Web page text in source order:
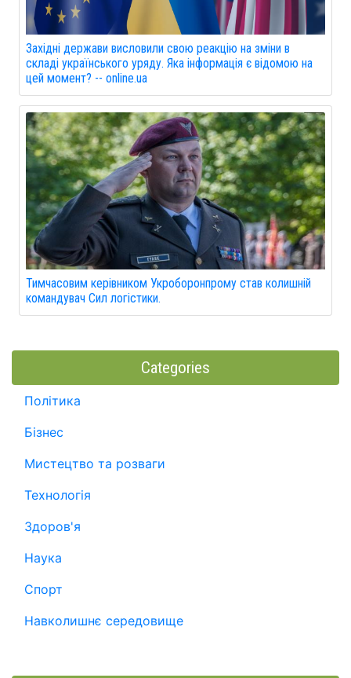
Західні держави висловили свою реакцію на зміни в
складі українського уряду. Яка інформація є відомою на
цей момент? -- online.ua
Тимчасовим керівником Укроборонпрому став колишній
командувач Сил логістики.
Categories
Політика
Бізнес
Мистецтво та розваги
Технологія
Здоров'я
Наука
Спорт
Навколишнє середовище